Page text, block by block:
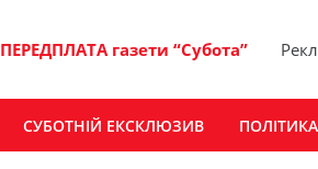
ПЕРЕДПЛАТА газети “Субота”
СУБОТНІЙ ЕКСКЛЮЗИВ ПОЛІТИКА